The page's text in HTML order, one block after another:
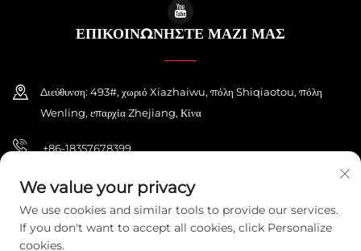
ΕΠΙΚΟΙΝΩΝΗΣΤΕ ΜΑΖΙ ΜΑΣ
Διεύθυνση: 493#, χωριό Xiazhaiwu, πόλη Shiqiaotou, πόλη
Wenling, επαρχία Zhejiang, Κίνα
+86-18357678399
[email protected]
We value your privacy
We use cookies and similar tools to provide our services.
If you don't want to accept all cookies, click Personalize
cookies.